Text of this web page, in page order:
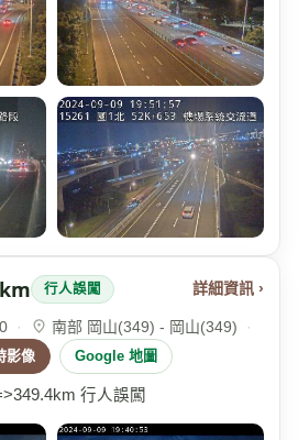
行人誤闖 詳細資訊 ›
· 南部 岡山(349) - 岡山(349)
·
影像 Google 地圖
行人誤闖